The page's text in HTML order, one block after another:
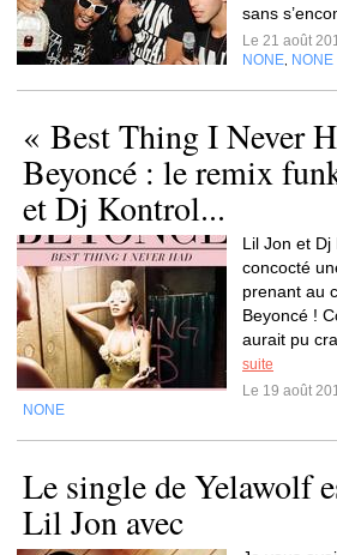
sans
Le 21 août
NONE NONE
« Best Thing I Never
Beyoncé : le remix
et Dj Kontrol...
Lil Jon et
concocté
prenant au
Beyoncé !
aurait pu
suite
Le 19 août
NONE
Le single de Yelawolf
Lil Jon avec